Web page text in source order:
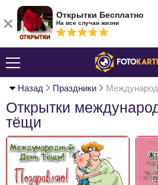
Назад Праздники
Открытки
тёщи
Открытки Бесплатно
На все случаи жизни